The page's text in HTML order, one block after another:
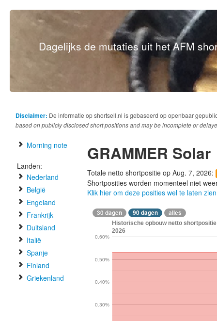
Dagelijks de mutaties uit het AFM
Disclaimer: De informatie op shortsell.nl is gebaseerd op openbaar
based on publicly disclosed short positions and may be incomplete or
Morning note
Landen:
Nederland
België
Engeland
Frankrijk
Duitsland
Italië
Spanje
Finland
Griekenland
GRAMMER Solar
Totale netto shortpositie op Aug. 7, 2026:
Shortposities worden momenteel niet
Klik hier om deze posities wel te laten zien
30 dagen 90 dagen alles
Historische opbouw netto
2026
0.30%
0.40%
0.50%
0.60%